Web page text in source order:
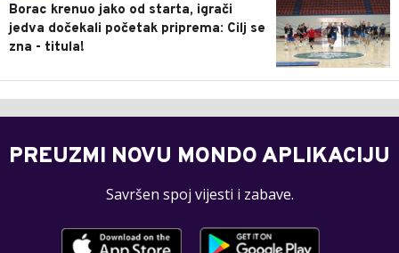
Borac krenuo jako od starta, igrači
jedva dočekali početak priprema: Cilj se
zna - titula!
PREUZMI NOVU MONDO APLIKACIJU
Savršen spoj vijesti i zabave.